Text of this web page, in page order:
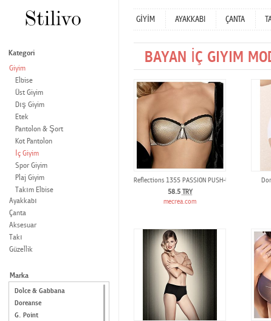
GİYİM AYAKKABI ÇANTA
BAYAN İÇ GIYIM
Reflections 1355 PASSION PUSH-UP STRAPLESS
58.5 TRY
mecrea.com
Kategori
Giyim
Elbise
Üst Giyim
Dış Giyim
Etek
Pantolon & Şort
Kot Pantolon
İç Giyim
Spor Giyim
Plaj Giyim
Takım Elbise
Ayakkabı
Çanta
Aksesuar
Takı
Güzellik
Marka
Dolce & Gabbana
Doreanse
G. Point